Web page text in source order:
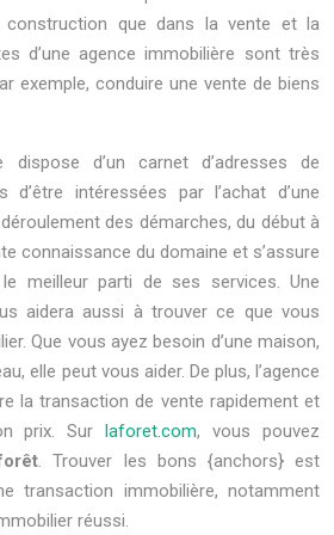
que dans la vente et la
d’une agence immobilière sont très
exemple, conduire une vente de biens
d’un carnet d’adresses de
d’être intéressées par l’achat d’une
des démarches, du début à
connaissance du domaine et s’assure
meilleur parti de ses services. Une
aidera aussi à trouver ce que vous
Que vous ayez besoin d’une maison,
elle peut vous aider. De plus, l’agence
la transaction de vente rapidement et
prix. Surlaforet.com, vous pouvez
. Trouver les bons {anchors} est
transaction immobilière, notamment
réussi.